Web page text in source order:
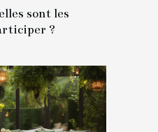
sont les
?